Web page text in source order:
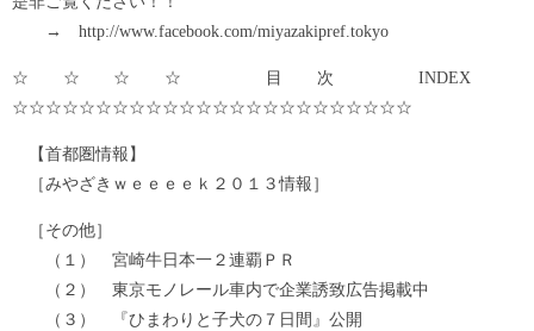
→ http://www.facebook.com/miyazakipref.tokyo
☆☆☆☆ 目次 INDEX
☆☆☆☆☆☆☆☆☆☆☆☆☆☆☆☆☆☆☆☆☆☆☆☆
【首都圏情報】
［みやざきｗｅｅｅｅｋ２０１３情報］
［その他］
（１） 宮崎牛日本一２連覇ＰＲ
（２） 東京モノレール車内で企業誘致広告掲載中
（３） 『ひまわりと子犬の７日間』公開